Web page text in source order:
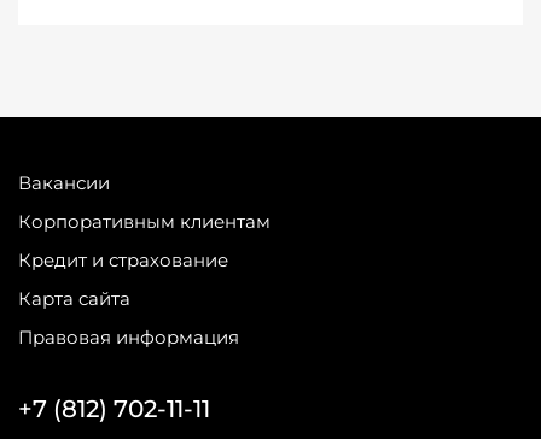
Вакансии
Корпоративным клиентам
Кредит и страхование
Карта сайта
Правовая информация
+7 (812) 702-11-11